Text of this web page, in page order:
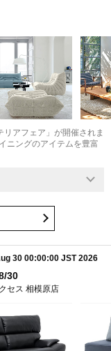
アフェア」が開催されま
ニングのアイテムを豊富
30 00:00:00 JST 2026
30
セス 相模原店